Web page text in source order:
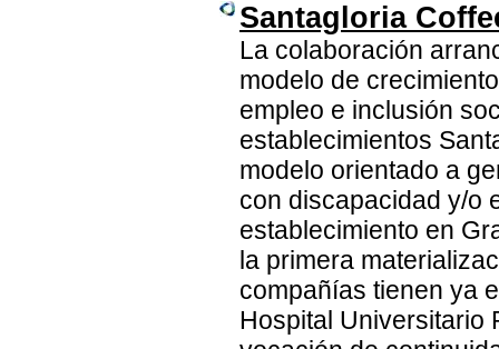
Santagloria
La colaboración
modelo de
empleo e inclusión
establecimientos
modelo orientado a
con discapacidad y/o
establecimiento en
la primera
compañías tienen ya
Hospital Universitario